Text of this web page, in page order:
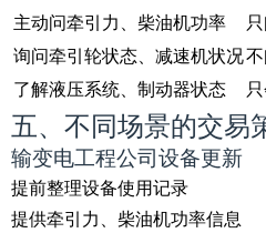
主动问牵引力、柴油机功率
询问牵引轮状态、减速机状况
了解液压系统、制动器状态
五、不同场景的交易
输变电工程公司设备更新
提前整理设备使用记录
提供牵引力、柴油机功率信息